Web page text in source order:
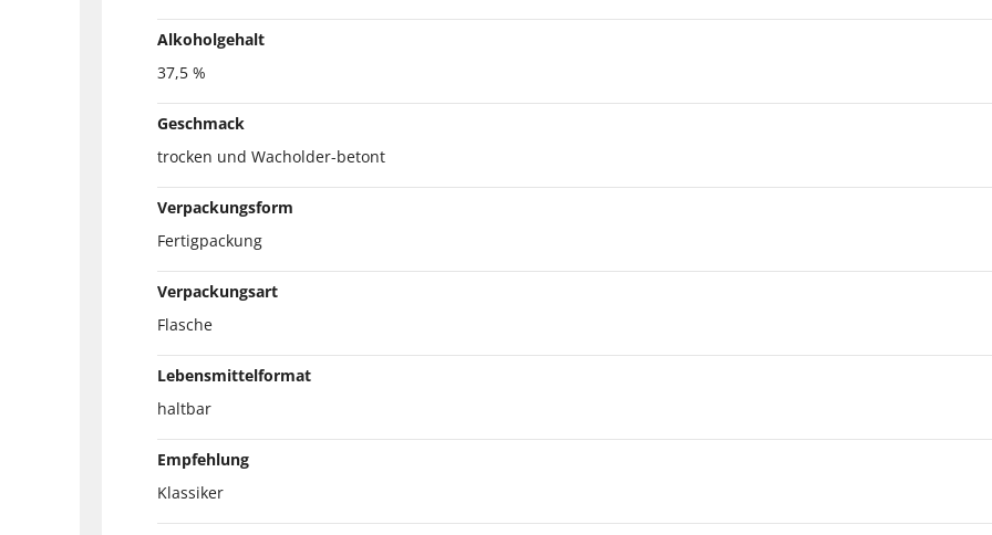
Alkoholgehalt
37,5 %
Geschmack
trocken und Wacholder-betont
Verpackungsform
Fertigpackung
Verpackungsart
Flasche
Lebensmittelformat
haltbar
Empfehlung
Klassiker